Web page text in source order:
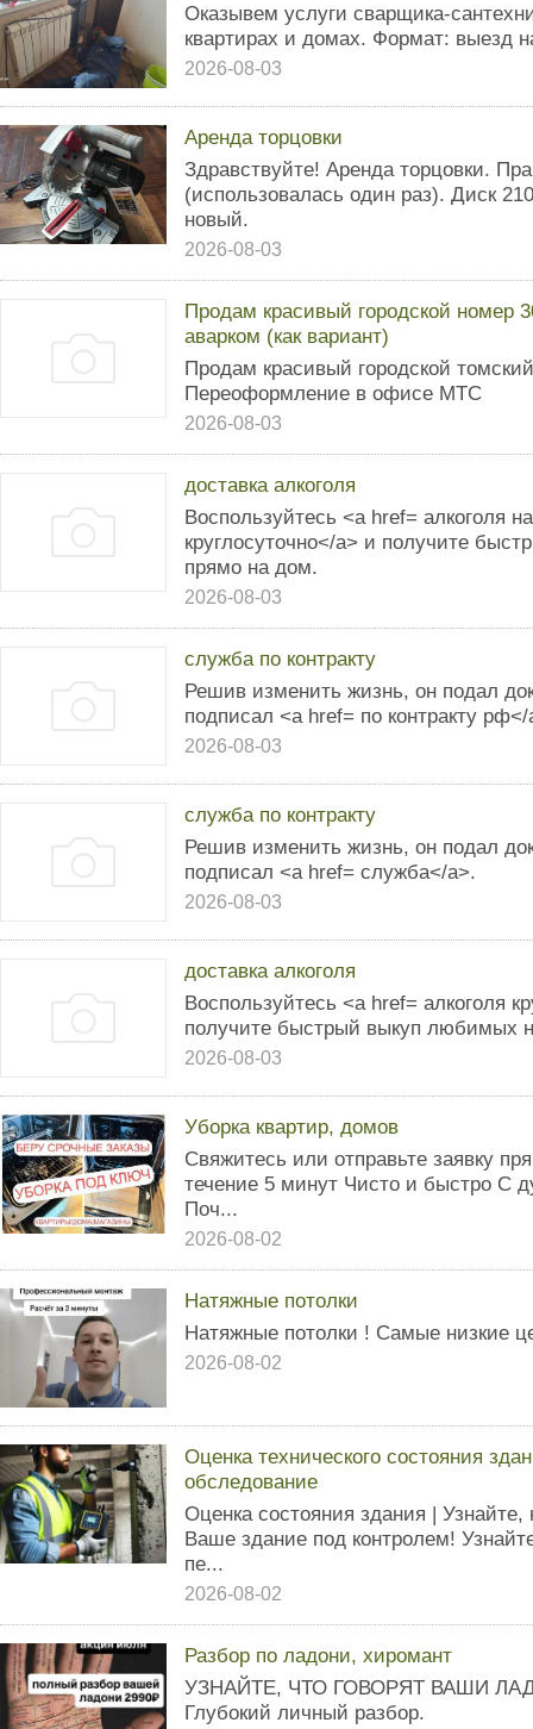
Оказывем услуги сварщика-
квартирах и домах. Формат: выезд
2026-08-03
Аренда торцовки
Здравствуйте! Аренда торцовки.
(использовалась один раз). Диск
новый.
2026-08-03
Продам красивый городской номер
аварком (как вариант)
Продам красивый городской
Переоформление в офисе МТС
2026-08-03
доставка алкоголя
Воспользуйтесь <a href= алкоголя
круглосуточно</a> и получите
прямо на дом.
2026-08-03
служба по контракту
Решив изменить жизнь, он подал
подписал <a href= по контракту
2026-08-03
служба по контракту
Решив изменить жизнь, он подал
подписал <a href= служба</a>.
2026-08-03
доставка алкоголя
Воспользуйтесь <a href= алкоголя
получите быстрый выкуп любимых
2026-08-03
Уборка квартир, домов
Свяжитесь или отправьте заявку
течение 5 минут Чисто и быстро С
Поч...
2026-08-02
Натяжные потолки
Натяжные потолки ! Самые низкие
2026-08-02
Оценка технического состояния
обследование
Оценка состояния здания |
Ваше здание под контролем!
пе...
2026-08-02
Разбор по ладони, хиромант
УЗНАЙТЕ, ЧТО ГОВОРЯТ ВАШИ
Глубокий личный разбор.